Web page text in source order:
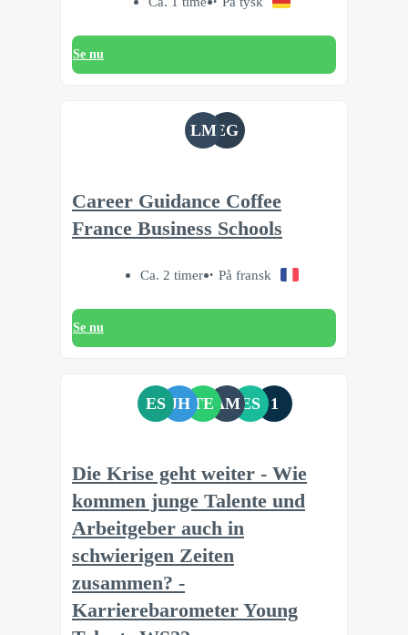
Se nu
LMEG
Career Guidance Coffee
France Business Schools
Ca. 2 timer På fransk
Se nu
ES JH TE AMES 1
Die Krise geht weiter - Wie
kommen junge Talente und
Arbeitgeber auch in
schwierigen Zeiten
zusammen? -
Karrierebarometer Young